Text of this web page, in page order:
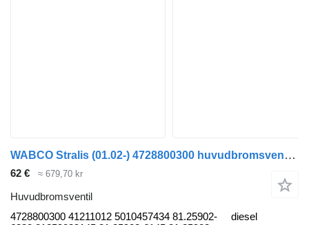
WABCO Stralis (01.02-) 4728800300 huvudbromsventil till IVECO Stralis, Trakker (2002-) lastbil
62 € ≈ 679,70 kr
Huvudbromsventil
4728800300 41211012 5010457434 81.25902-
diesel